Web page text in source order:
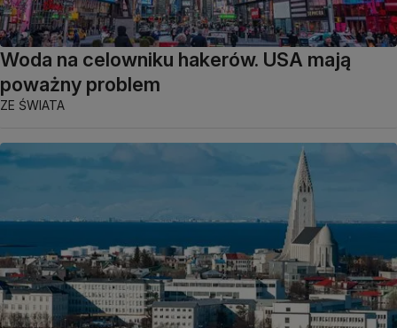
Woda na celowniku hakerów. USA mają
poważny problem
ZE ŚWIATA